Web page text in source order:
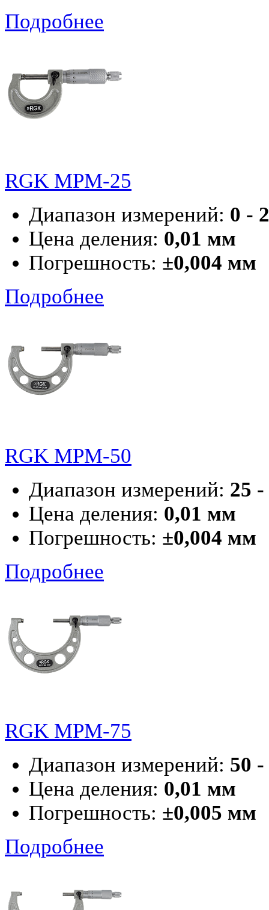
Подробнее
RGK MPM-25
Диапазон измерений: 0 -
Цена деления: 0,01 мм
Погрешность: ±0,004 мм
Подробнее
RGK MPM-50
Диапазон измерений: 25
Цена деления: 0,01 мм
Погрешность: ±0,004 мм
Подробнее
RGK MPM-75
Диапазон измерений: 50
Цена деления: 0,01 мм
Погрешность: ±0,005 мм
Подробнее